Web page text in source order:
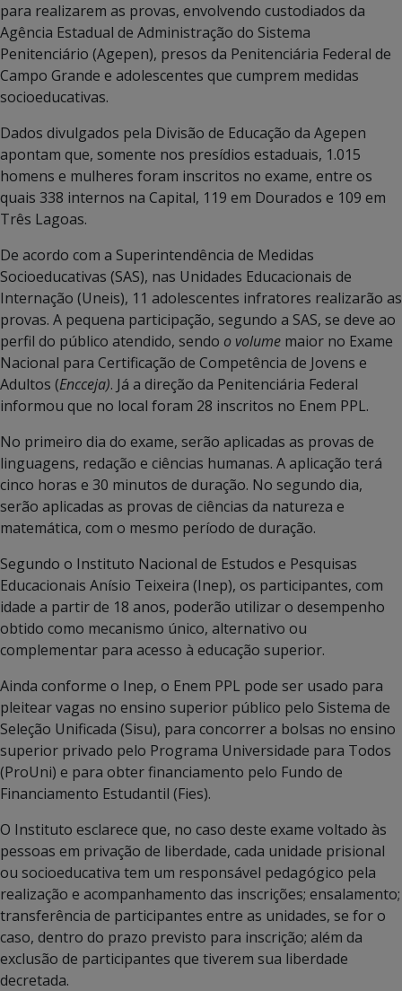
para realizarem as provas, envolvendo custodiados da
Agência Estadual de Administração do Sistema
Penitenciário (Agepen), presos da Penitenciária Federal de
Campo Grande e adolescentes que cumprem medidas
socioeducativas.
Dados divulgados pela Divisão de Educação da Agepen
apontam que, somente nos presídios estaduais, 1.015
homens e mulheres foram inscritos no exame, entre os
quais 338 internos na Capital, 119 em Dourados e 109 em
Três Lagoas.
De acordo com a Superintendência de Medidas
Socioeducativas (SAS), nas Unidades Educacionais de
Internação (Uneis), 11 adolescentes infratores realizarão as
provas. A pequena participação, segundo a SAS, se deve ao
perfil do público atendido, sendo o volume maior no Exame
Nacional para Certificação de Competência de Jovens e
Adultos (Encceja). Já a direção da Penitenciária Federal
informou que no local foram 28 inscritos no Enem PPL.
No primeiro dia do exame, serão aplicadas as provas de
linguagens, redação e ciências humanas. A aplicação terá
cinco horas e 30 minutos de duração. No segundo dia,
serão aplicadas as provas de ciências da natureza e
matemática, com o mesmo período de duração.
Segundo o Instituto Nacional de Estudos e Pesquisas
Educacionais Anísio Teixeira (Inep), os participantes, com
idade a partir de 18 anos, poderão utilizar o desempenho
obtido como mecanismo único, alternativo ou
complementar para acesso à educação superior.
Ainda conforme o Inep, o Enem PPL pode ser usado para
pleitear vagas no ensino superior público pelo Sistema de
Seleção Unificada (Sisu), para concorrer a bolsas no ensino
superior privado pelo Programa Universidade para Todos
(ProUni) e para obter financiamento pelo Fundo de
Financiamento Estudantil (Fies).
O Instituto esclarece que, no caso deste exame voltado às
pessoas em privação de liberdade, cada unidade prisional
ou socioeducativa tem um responsável pedagógico pela
realização e acompanhamento das inscrições; ensalamento;
transferência de participantes entre as unidades, se for o
caso, dentro do prazo previsto para inscrição; além da
exclusão de participantes que tiverem sua liberdade
decretada.